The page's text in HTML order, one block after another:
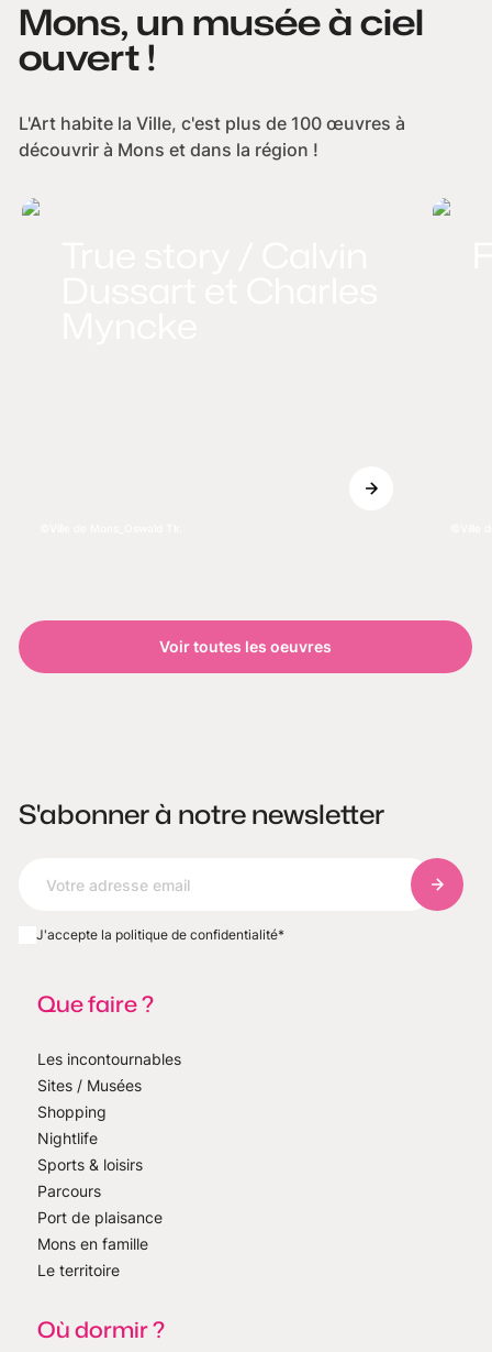
Mons, un musée à ciel
ouvert !
L'Art habite la Ville, c'est plus de 100 œuvres à
découvrir à Mons et dans la région !
Voir toutes les oeuvres
S'abonner à notre newsletter
J'accepte la politique de confidentialité*
Que faire ?
Les incontournables
Sites / Musées
Shopping
Nightlife
Sports & loisirs
Parcours
Port de plaisance
Mons en famille
Le territoire
Où dormir ?